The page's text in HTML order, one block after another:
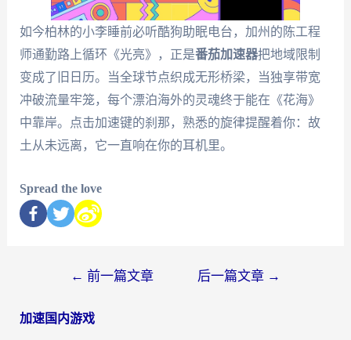
如今柏林的小李睡前必听酷狗助眠电台，加州的陈工程
师通勤路上循环《光亮》，正是番茄加速器把地域限制
变成了旧日历。当全球节点织成无形桥梁，当独享带宽
冲破流量牢笼，每个漂泊海外的灵魂终于能在《花海》
中靠岸。点击加速键的刹那，熟悉的旋律提醒着你：故
土从未远离，它一直响在你的耳机里。
Spread the love
← 前一篇文章 后一篇文章 →
加速国内游戏